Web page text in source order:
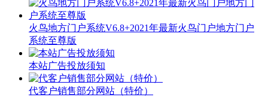
火鸟地方门户系统V6.8+2021年最新火鸟门户地方门户
系统至尊版
本站广告投放须知
代客户销售部分网站（特价）